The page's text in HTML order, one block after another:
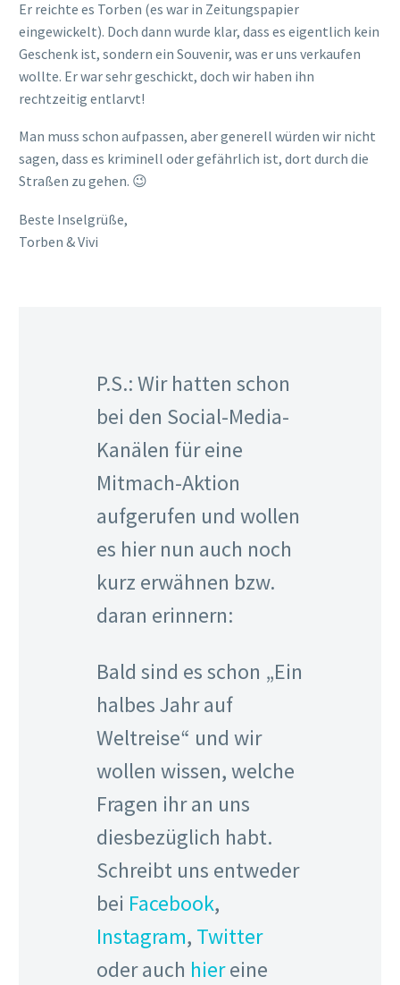
Er reichte es Torben (es war in Zeitungspapier
eingewickelt). Doch dann wurde klar, dass es eigentlich kein
Geschenk ist, sondern ein Souvenir, was er uns verkaufen
wollte. Er war sehr geschickt, doch wir haben ihn
rechtzeitig entlarvt!
Man muss schon aufpassen, aber generell würden wir nicht
sagen, dass es kriminell oder gefährlich ist, dort durch die
Straßen zu gehen. 😉
Beste Inselgrüße,
Torben & Vivi
P.S.: Wir hatten schon
bei den Social-Media-
Kanälen für eine
Mitmach-Aktion
aufgerufen und wollen
es hier nun auch noch
kurz erwähnen bzw.
daran erinnern:
Bald sind es schon „Ein
halbes Jahr auf
Weltreise“ und wir
wollen wissen, welche
Fragen ihr an uns
diesbezüglich habt.
Schreibt uns entweder
bei Facebook,
Instagram, Twitter
oder auch hiereine